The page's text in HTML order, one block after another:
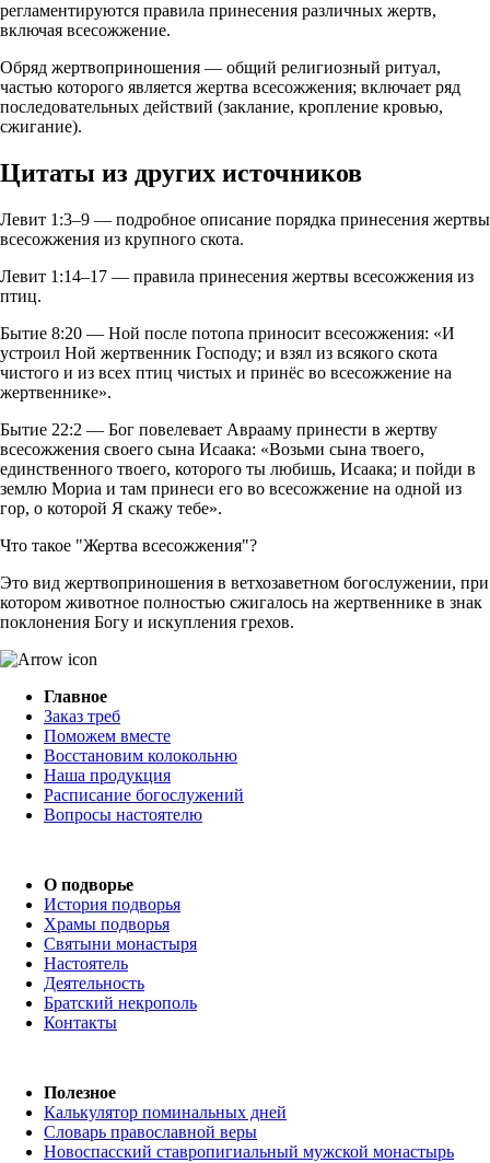
регламентируются правила принесения различных жертв,
включая всесожжение.
Обряд жертвоприношения — общий религиозный ритуал,
частью которого является жертва всесожжения; включает ряд
последовательных действий (заклание, кропление кровью,
сжигание).
Цитаты из других источников
Левит 1:3–9 — подробное описание порядка принесения жертвы
всесожжения из крупного скота.
Левит 1:14–17 — правила принесения жертвы всесожжения из
птиц.
Бытие 8:20 — Ной после потопа приносит всесожжения: «И
устроил Ной жертвенник Господу; и взял из всякого скота
чистого и из всех птиц чистых и принёс во всесожжение на
жертвеннике».
Бытие 22:2 — Бог повелевает Аврааму принести в жертву
всесожжения своего сына Исаака: «Возьми сына твоего,
единственного твоего, которого ты любишь, Исаака; и пойди в
землю Мориа и там принеси его во всесожжение на одной из
гор, о которой Я скажу тебе».
Что такое "Жертва всесожжения"?
Это вид жертвоприношения в ветхозаветном богослужении, при
котором животное полностью сжигалось на жертвеннике в знак
поклонения Богу и искупления грехов.
Главное
Заказ треб
Поможем вместе
Восстановим колокольню
Наша продукция
Расписание богослужений
Вопросы настоятелю
О подворье
История подворья
Храмы подворья
Святыни монастыря
Настоятель
Деятельность
Братский некрополь
Контакты
Полезное
Калькулятор поминальных дней
Словарь православной веры
Новоспасский ставропигиальный мужской монастырь